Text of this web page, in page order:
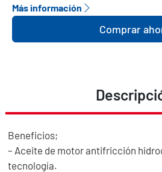
Más información
Comprar
Beneficios;
– Aceite de motor antifricción
tecnología.